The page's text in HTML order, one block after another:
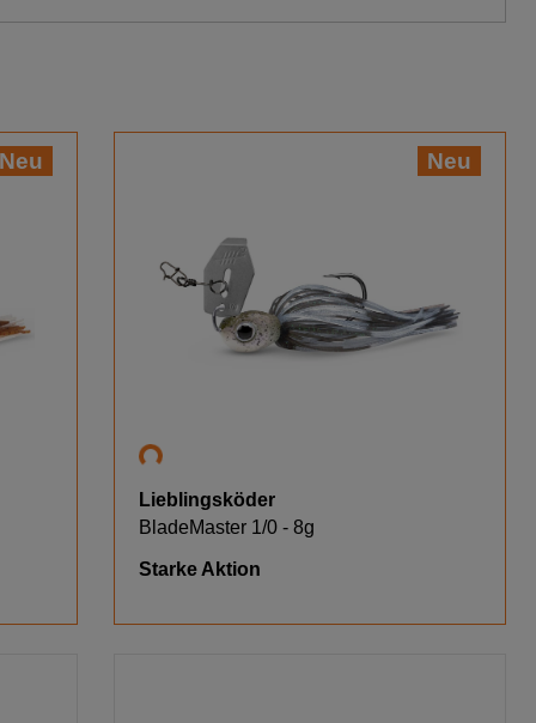
Neu Neu
Lieblingsköder
BladeMaster 1/0 - 8g
Starke Aktion